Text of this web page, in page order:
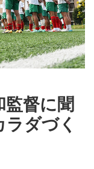
監督に聞
ラダづく